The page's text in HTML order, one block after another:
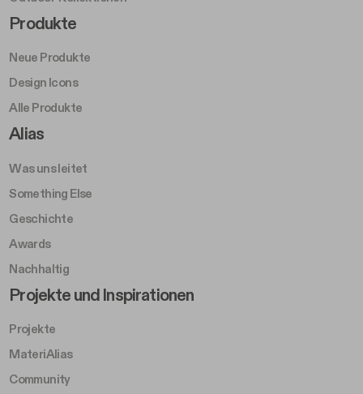
Footer Right Middle A
Produkte
Neue Produkte
Design Icons
Alle Produkte
Footer Right A
Alias
Was uns leitet
Something Else
Geschichte
Awards
Nachhaltig
Footer Left Middle B
Projekte und Inspirationen
Projekte
MateriAlias
Community